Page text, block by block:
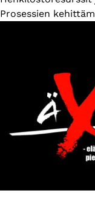
Prosessien